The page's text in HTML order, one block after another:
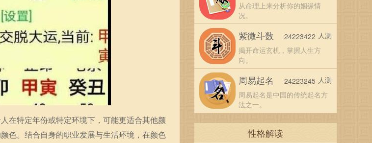
在特定年份或特定环境下，可能更适合其他颜
色。结合自身的职业发展与生活环境，在颜色
从命理上来分析你的姻缘情
况。
紫微斗数
揭开命运玄机，掌握人生方
向。
24223422 人测
周易起名
周易起名是中国的传统起名方
法之一。
24223245 人测
性格解读